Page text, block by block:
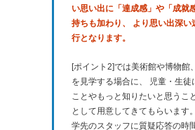
い思い出に「達成感」や「成就
持ちも加わり、 より思い出深い
行となります。
[ポイント2]では美術館や博物館
を見学する場合に、 児童・生徒
ことやもっと知りたいと思うこ
として用意してきてもらいます
学先のスタッフに質疑応答の時